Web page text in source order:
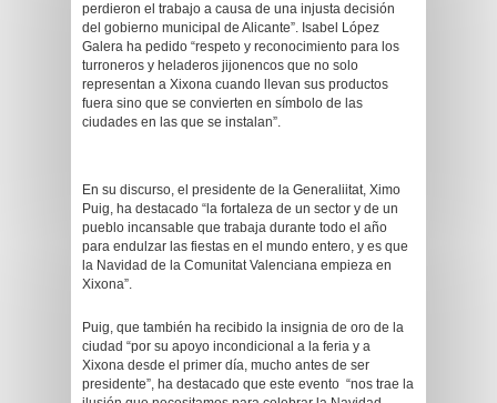
perdieron el trabajo a causa de una injusta decisión
del gobierno municipal de Alicante”. Isabel López
Galera ha pedido “respeto y reconocimiento para los
turroneros y heladeros jijonencos que no solo
representan a Xixona cuando llevan sus productos
fuera sino que se convierten en símbolo de las
ciudades en las que se instalan”.
En su discurso, el presidente de la Generaliitat, Ximo
Puig, ha destacado “la fortaleza de un sector y de un
pueblo incansable que trabaja durante todo el año
para endulzar las fiestas en el mundo entero, y es que
la Navidad de la Comunitat Valenciana empieza en
Xixona”.
Puig, que también ha recibido la insignia de oro de la
ciudad “por su apoyo incondicional a la feria y a
Xixona desde el primer día, mucho antes de ser
presidente”, ha destacado que este evento “nos trae la